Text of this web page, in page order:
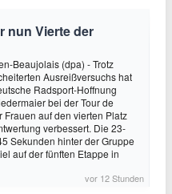
nun Vierte der
Beaujolais (dpa) - Trotz
Ausreißversuchs hat
Radsport-Hoffnung
bei der Tour de
Frauen auf den vierten Platz
verbessert. Die 23-
Sekunden hinter der Gruppe
auf der fünften Etappe in
vor 12 Stunden